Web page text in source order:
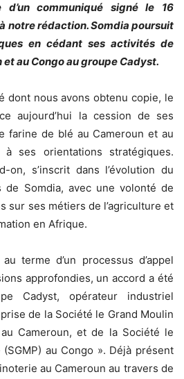
d’un communiqué signé le 16
notre rédaction. Somdia poursuit
en cédant ses activités de
au Congo au groupe Cadyst.
dont nous avons obtenu copie, le
aujourd’hui la cession de ses
farine de blé au Cameroun et au
à ses orientations stratégiques.
on, s’inscrit dans l’évolution du
de Somdia, avec une volonté de
sur ses métiers de l’agriculture et
en Afrique.
terme d’un processus d’appel
approfondies, un accord a été
Cadyst, opérateur industriel
de la Société le Grand Moulin
Cameroun, et de la Société le
au Congo ». Déjà présent
au Cameroun au travers de